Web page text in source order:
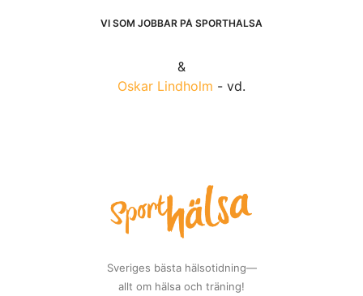
VI SOM JOBBAR PÅ SPORTHÄLSA
&
Oskar Lindholm - vd.
Sveriges bästa hälsotidning—
allt om hälsa och träning!